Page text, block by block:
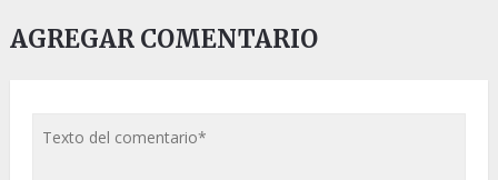
AGREGAR COMENTARIO